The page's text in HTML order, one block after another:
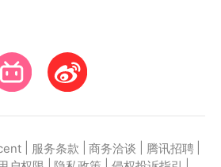
服务条款 商务洽谈 腾讯招聘